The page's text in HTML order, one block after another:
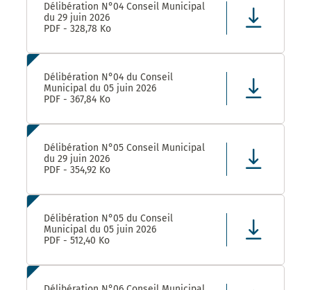
Délibération N°04 Conseil Municipal
du 29 juin 2026
PDF - 328,78 Ko
Délibération N°04 du Conseil
Municipal du 05 juin 2026
PDF - 367,84 Ko
Délibération N°05 Conseil Municipal
du 29 juin 2026
PDF - 354,92 Ko
Délibération N°05 du Conseil
Municipal du 05 juin 2026
PDF - 512,40 Ko